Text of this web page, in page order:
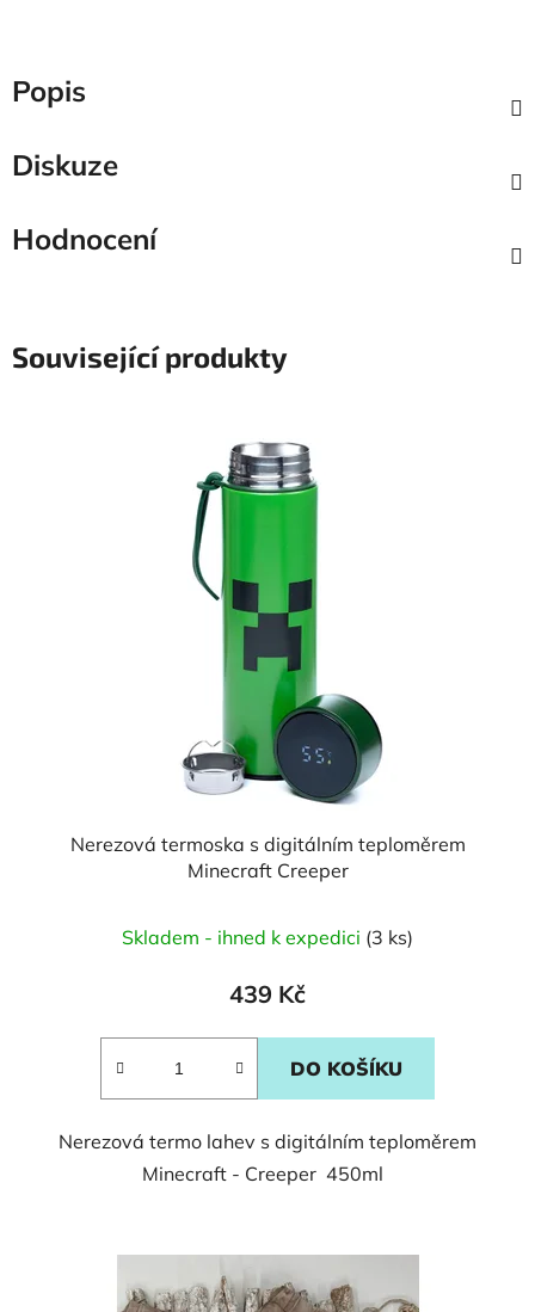
Popis
Diskuze
Hodnocení
Související produkty
Nerezová termoska s digitálním teploměrem
Minecraft Creeper
Skladem - ihned k expedici (3 ks)
439 Kč
DO KOŠÍKU
Nerezová termo lahev s digitálním teploměrem
Minecraft - Creeper 450ml